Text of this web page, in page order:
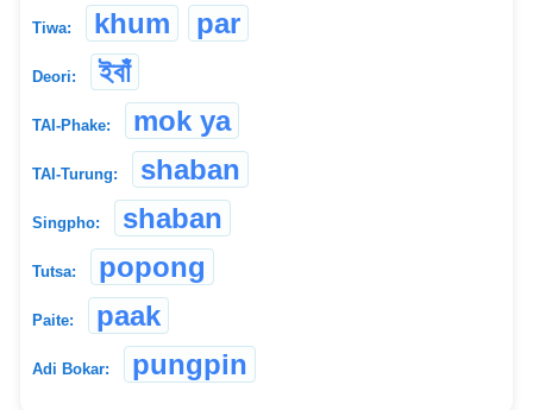
Tiwa: khum par
Deori: ইবাঁ
TAI-Phake: mok ya
TAI-Turung: shaban
Singpho: shaban
Tutsa: popong
Paite: paak
Adi Bokar: pungpin